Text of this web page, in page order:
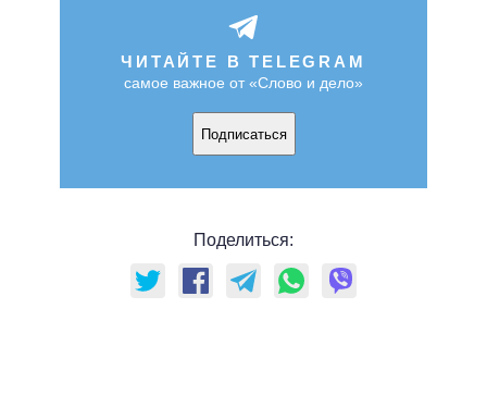
ЧИТАЙТЕ В TELEGRAM
самое важное от «Слово и дело»
Подписаться
Поделиться: